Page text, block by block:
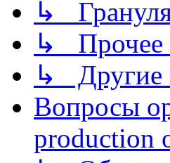
↳
↳ Прочее
↳ Другие
Вопросы
production